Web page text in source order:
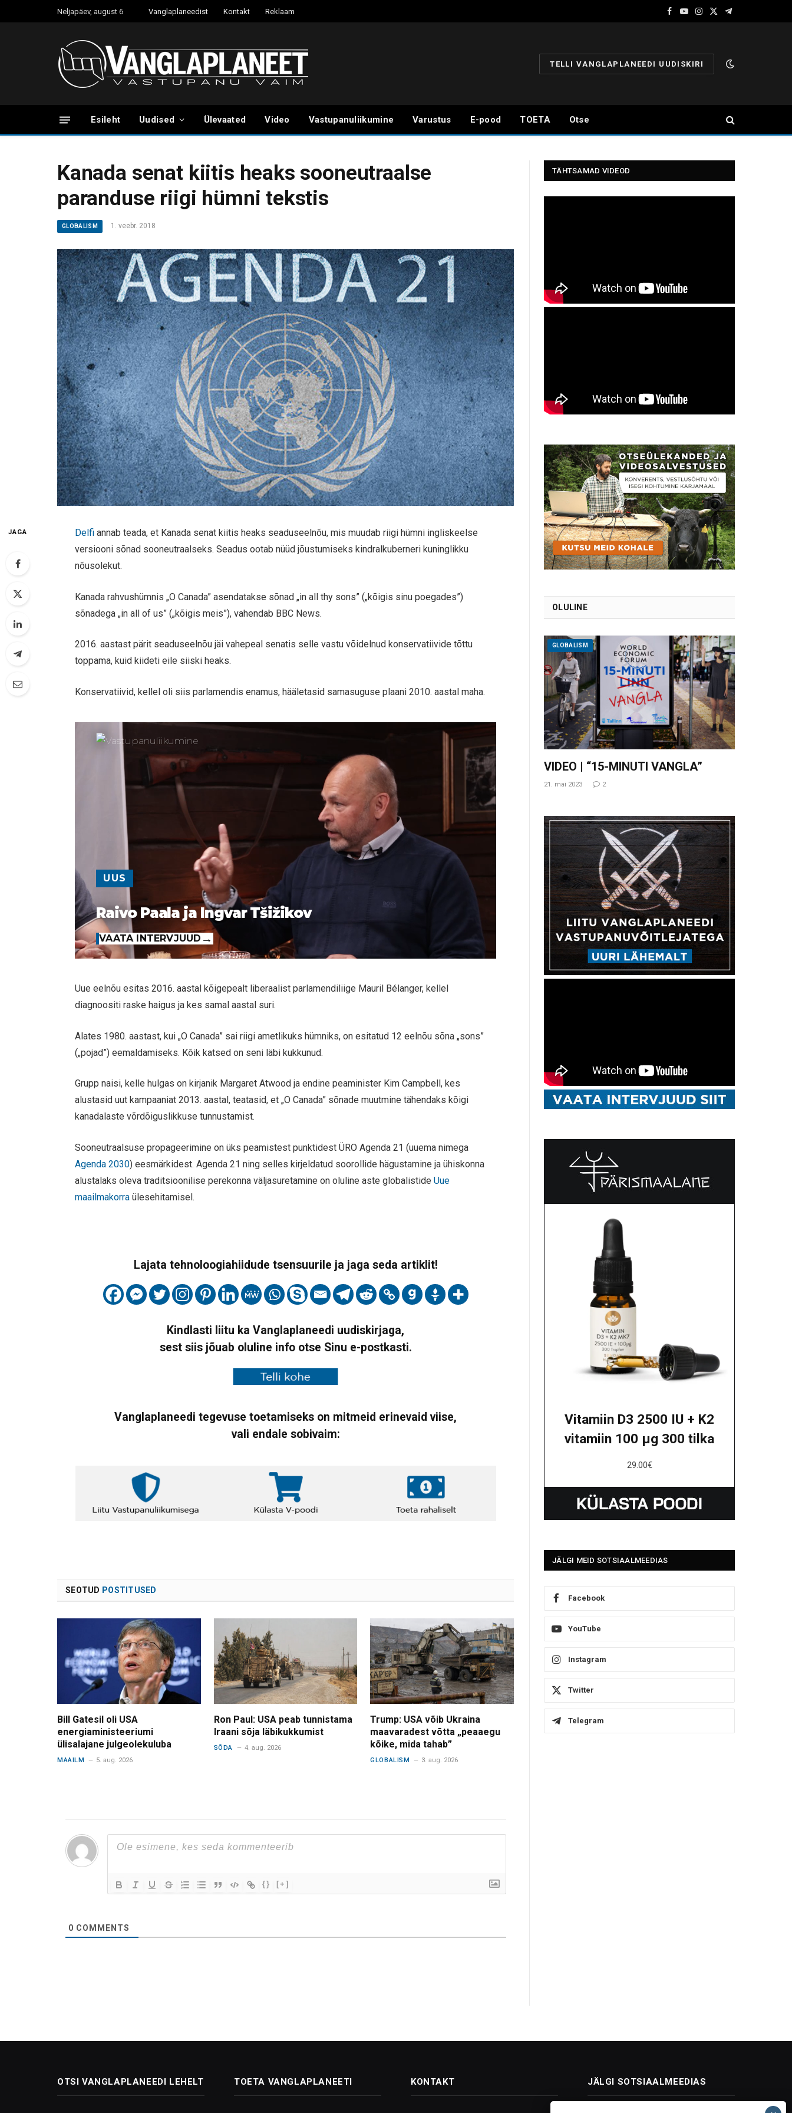
Neljapäev, august 6 Vanglaplaneedist Kontakt Reklaam
Facebook
YouTube
Instagram
X
Telegram
TELLI VANGLAPLANEEDI UUDISKIRI
Esileht Uudised Ülevaated Video Vastupanuliikumine Varustus E-pood TOETA Otse
Kanada senat kiitis heaks sooneutraalse
paranduse riigi hümni tekstis
GLOBALISM 1. veebr. 2018
JAGA Delfi annab teada, et Kanada senat kiitis heaks seaduseelnõu, mis muudab riigi hümni ingliskeelse
versiooni sõnad sooneutraalseks. Seadus ootab nüüd jõustumiseks kindralkuberneri kuninglikku
nõusolekut.
Kanada rahvushümnis „O Canada” asendatakse sõnad „in all thy sons” („kõigis sinu poegades”)
sõnadega „in all of us” („kõigis meis”), vahendab BBC News.
2016. aastast pärit seaduseelnõu jäi vahepeal senatis selle vastu võidelnud konservatiivide tõttu
toppama, kuid kiideti eile siiski heaks.
Konservatiivid, kellel oli siis parlamendis enamus, hääletasid samasuguse plaani 2010. aastal maha.
UUS
Raivo Paala ja Ingvar Tšižikov
VAATA INTERVJUUD
Uue eelnõu esitas 2016. aastal kõigepealt liberaalist parlamendiliige Mauril Bélanger, kellel
diagnoositi raske haigus ja kes samal aastal suri.
Alates 1980. aastast, kui „O Canada” sai riigi ametlikuks hümniks, on esitatud 12 eelnõu sõna „sons”
(„pojad”) eemaldamiseks. Kõik katsed on seni läbi kukkunud.
Grupp naisi, kelle hulgas on kirjanik Margaret Atwood ja endine peaminister Kim Campbell, kes
alustasid uut kampaaniat 2013. aastal, teatasid, et „O Canada” sõnade muutmine tähendaks kõigi
kanadalaste võrdõiguslikkuse tunnustamist.
Sooneutraalsuse propageerimine on üks peamistest punktidest ÜRO Agenda 21 (uuema nimega
Agenda 2030) eesmärkidest. Agenda 21 ning selles kirjeldatud soorollide hägustamine ja ühiskonna
alustalaks oleva traditsioonilise perekonna väljasuretamine on oluline aste globalistideUue
maailmakorra ülesehitamisel.
Lajata tehnoloogiahiidude tsensuurile ja jaga seda artiklit!
Kindlasti liitu ka Vanglaplaneedi uudiskirjaga,
sest siis jõuab oluline info otse Sinu e-postkasti.
Vanglaplaneedi tegevuse toetamiseks on mitmeid erinevaid viise,
vali endale sobivaim:
SEOTUD POSTITUSED
Bill Gatesil oli USA
energiaministeeriumi
ülisalajane julgeolekuluba
MAAILM 5. aug. 2026
Ron Paul: USA peab tunnistama
Iraani sõja läbikukkumist
SÕDA 4. aug. 2026
Trump: USA võib Ukraina
maavaradest võtta „peaaegu
kõike, mida tahab”
GLOBALISM 3. aug. 2026
{} [+]
0 COMMENTS
TÄHTSAMAD VIDEOD
OLULINE
GLOBALISM
VIDEO | “15-MINUTI VANGLA”
21. mai 2023 2
Vitamiin D3 2500 IU + K2
vitamiin 100 μg 300 tilka
29.00€
JÄLGI MEID SOTSIAALMEEDIAS
Facebook
YouTube
Instagram
Twitter
Telegram
OTSI VANGLAPLANEEDI LEHELT TOETA VANGLAPLANEETI KONTAKT JÄLGI SOTSIAALMEEDIAS